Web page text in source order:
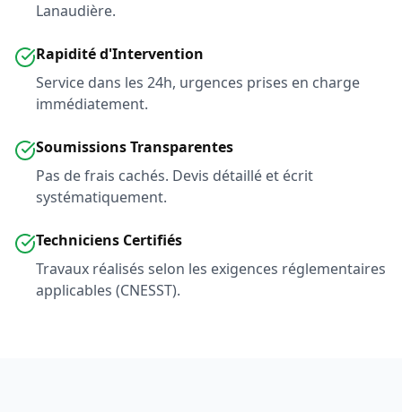
Lanaudière.
Rapidité d'Intervention
Service dans les 24h, urgences prises en charge
immédiatement.
Soumissions Transparentes
Pas de frais cachés. Devis détaillé et écrit
systématiquement.
Techniciens Certifiés
Travaux réalisés selon les exigences réglementaires
applicables (CNESST).